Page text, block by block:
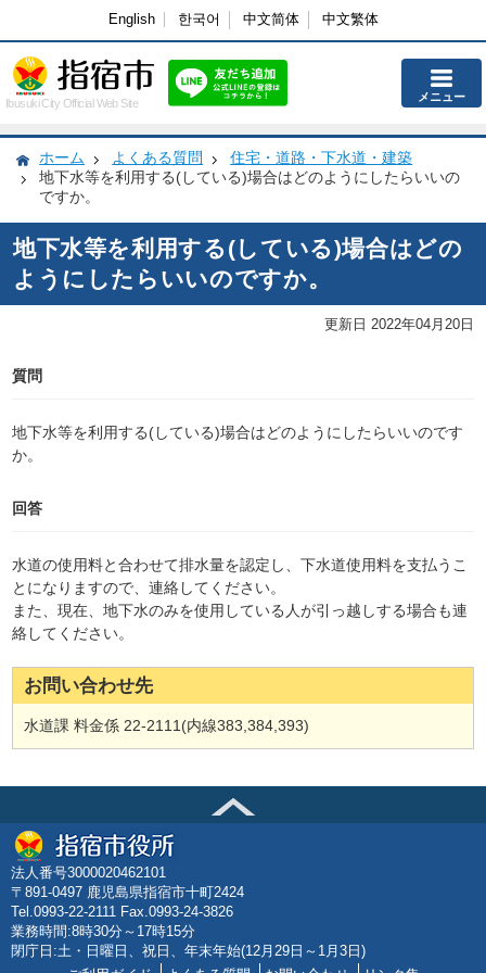
English 한국어 中文简体 中文繁体
Ibusuki City Official Web Site メニュー
ホーム よくある質問
住宅・道路・下水道・建築
地下水等を利用する(している)場合はどのようにしたらいいの
ですか。
地下水等を利用する(している)場合はどの
ようにしたらいいのですか。
更新日 2022年04月20日
質問
地下水等を利用する(している)場合はどのようにしたらいいのです
か。
回答
水道の使用料と合わせて排水量を認定し、下水道使用料を支払うこ
とになりますので、連絡してください。
また、現在、地下水のみを使用している人が引っ越しする場合も連
絡してください。
お問い合わせ先
水道課 料金係 22-2111(内線383,384,393)
法人番号3000020462101
〒891-0497 鹿児島県指宿市十町2424
Tel.0993-22-2111 Fax.0993-24-3826
業務時間:8時30分～17時15分
閉庁日:土・日曜日、祝日、年末年始(12月29日～1月3日)